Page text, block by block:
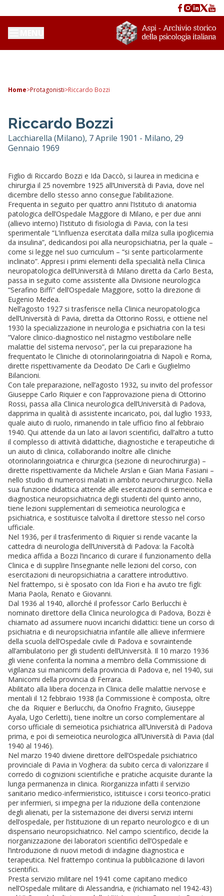
Home>Protagonisti>Riccardo Bozzi
Riccardo Bozzi
Lacchiarella (Milano), 7 Aprile 1901 - Milano, 29
Gennaio 1969
Figlio di Riccardo Bozzi e Ida Daccò, si laurea in medicina e
chirurgia il 25 novembre 1925 all’Università di Pavia, dove nel
dicembre dello stesso anno consegue l’abilitazione.
Frequenta in seguito per quattro anni l’Istituto di anatomia
patologica dell’Ospedale Maggiore di Milano, e per due anni
(allievo interno) l’Istituto di fisiologia di Pavia, con la tesi
sperimentale “L’influenza esercitata dalla milza sulla ipoglicemia
da insulina”, dedicandosi poi alla neuropsichiatria, per la quale –
come si legge nel suo curriculum – “si sente particolarmente
inclinato”. Appresi i primi elementi della specialità nella Clinica
neuropatologica dell’Università di Milano diretta da Carlo Besta,
passa in seguito come assistente alla Divisione neurologica
“Serafino Biffi” dell’Ospedale Maggiore, sotto la direzione di
Eugenio Medea.
Nell’agosto 1927 si trasferisce nella Clinica neuropatologica
dell’Università di Pavia, diretta da Ottorino Rossi, e ottiene nel
1930 la specializzazione in neurologia e psichiatria con la tesi
“Valore clinico-diagnostico nel nistagmo vestibolare nelle
malattie del sistema nervoso”, per la cui preparazione ha
frequentato le Cliniche di otorinolaringoiatria di Napoli e Roma,
dirette rispettivamente da Deodato De Carli e Guglielmo
Bilancioni.
Con tale preparazione, nell’agosto 1932, su invito del professor
Giuseppe Carlo Riquier e con l’approvazione piena di Ottorino
Rossi, passa alla Clinica neurologica dell’Università di Padova,
dapprima in qualità di assistente incaricato, poi, dal luglio 1933,
quale aiuto di ruolo, rimanendo in tale ufficio fino al febbraio
1940. Qui attende da un lato ai lavori scientifici, dall’altro a tutto
il complesso di attività didattiche, diagnostiche e terapeutiche di
un aiuto di clinica, collaborando inoltre alle cliniche
otorinolaringoiatrica e chirurgica (sezione di neurochirurgia) –
dirette rispettivamente da Michele Arslan e Gian Maria Fasiani –
nello studio di numerosi malati in ambito neurochirurgico. Nella
sua funzione didattica attende alle esercitazioni di semeiotica e
diagnostica neuropsichiatrica degli studenti del quinto anno,
tiene lezioni supplementari di semeiotica neurologica e
psichiatrica, e sostituisce talvolta il direttore stesso nel corso
ufficiale.
Nel 1936, per il trasferimento di Riquier si rende vacante la
cattedra di neurologia dell’Università di Padova: la Facoltà
medica affida a Bozzi l’incarico di curare il funzionamento della
Clinica e di supplire l’insegnante nelle lezioni del corso, con
esercitazioni di neuropsichiatria a carattere introduttivo.
Nel frattempo, si è sposato con Ida Fiori e ha avuto tre figli:
Maria Paola, Renato e Giovanni.
Dal 1936 al 1940, allorché il professor Carlo Berlucchi è
nominato direttore della Clinica neurologica di Padova, Bozzi è
chiamato ad assumere nuovi incarichi didattici: tiene un corso di
psichiatria e di neuropsichiatria infantile alle allieve infermiere
della scuola dell’Ospedale civile di Padova e sovraintende
all’ambulatorio per gli studenti dell’Università. Il 10 marzo 1936
gli viene conferita la nomina a membro della Commissione di
vigilanza sui manicomi della provincia di Padova e, nel 1940, sui
Manicomi della provincia di Ferrara.
Abilitato alla libera docenza in Clinica delle malattie nervose e
mentali il 12 febbraio 1938 (la Commissione è composta, oltre
che da Riquier e Berlucchi, da Onofrio Fragnito, Giuseppe
Ayala, Ugo Cerletti), tiene inoltre un corso complementare al
corso ufficiale di semeiotica psichiatrica all’Università di Padova
prima, e poi di semeiotica neurologica all’Università di Pavia (dal
1940 al 1946).
Nel marzo 1940 diviene direttore dell’Ospedale psichiatrico
provinciale di Pavia in Voghera: da subito cerca di valorizzare il
corredo di cognizioni scientifiche e pratiche acquisite durante la
lunga permanenza in clinica. Riorganizza infatti il servizio
sanitario medico-infermieristico, istituisce i corsi teorico-pratici
per infermieri, si impegna per la riduzione della contenzione
degli alienati, per la sistemazione dei diversi servizi interni
dell’ospedale, per l’istituzione di un reparto neurologico e di un
dispensario neuropsichiatrico. Nel campo scientifico, decide la
riorganizzazione dei laboratori scientifici dell’Ospedale e
l’introduzione di nuovi metodi di indagine diagnostica e
terapeutica. Nel frattempo continua la pubblicazione di lavori
scientifici.
Presta servizio militare nel 1941 come capitano medico
nell’Ospedale militare di Alessandria, e (richiamato nel 1942-43)